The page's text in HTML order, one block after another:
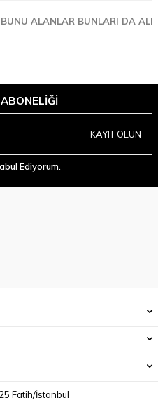
BUNU ALANLAR BUNLARI DA
KAYIT OLUN
Ediyorum.
Fatih/İstanbul